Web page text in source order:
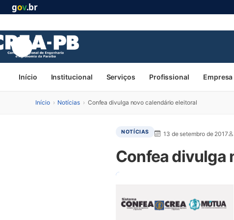
gov.br
Início Institucional Serviços Profissional Empresa
Início › Notícias › Confea divulga novo calendário eleitoral
NOTÍCIAS 13 de setembro de 2017
Confea divulga